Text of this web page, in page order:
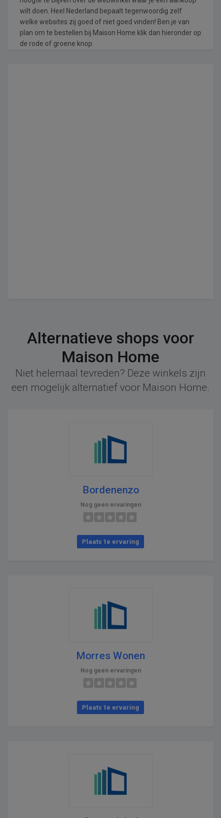
wilt doen. Heel Nederland bepaalt tegenwoordig zelf
welke websites zij goed of niet goed vinden! Ben je van
plan om te bestellen bij Maison Home klik dan hieronder op
de rode of groene knop.
Alternatieve shops voor
Maison Home
Niet helemaal tevreden? Deze winkels zijn
een mogelijk alternatief voor Maison Home.
Bordenenzo
Nog geen ervaringen
Plaats 1e ervaring
Morres Wonen
Nog geen ervaringen
Plaats 1e ervaring